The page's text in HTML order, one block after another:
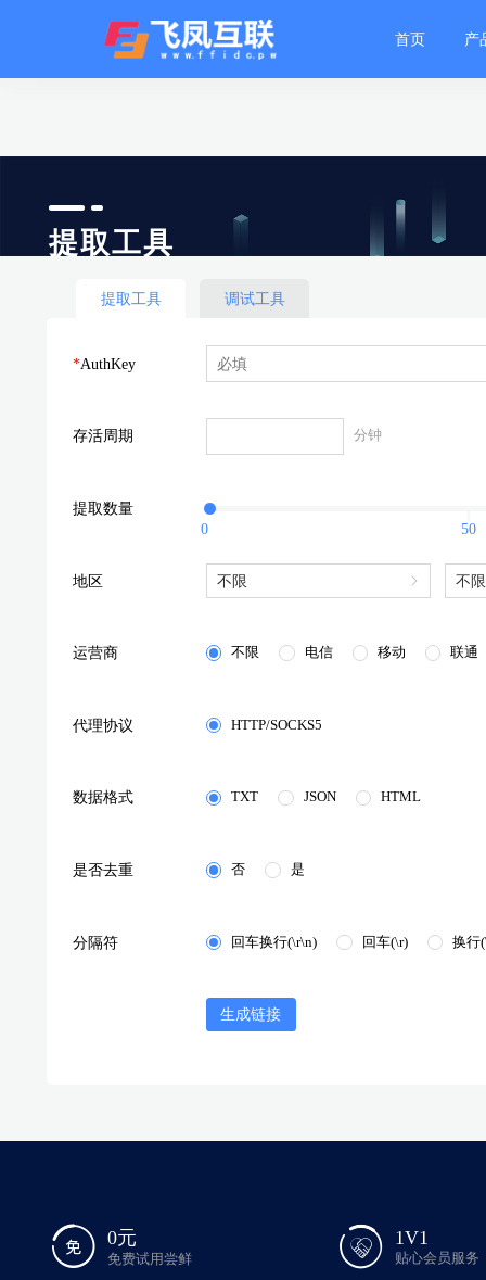
首页 产
提取工具
提取工具 调试工具
*AuthKey
存活周期 分钟
提取数量
0
50
地区
运营商 不限 电信 移动 联通
代理协议 HTTP/SOCKS5
数据格式 TXT JSON HTML
是否去重 否 是
分隔符 回车换行(\r\n) 回车(\r) 换行
生成链接
0元
免费试用尝鲜
1V1
贴心会员服务